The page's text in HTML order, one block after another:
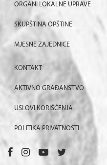
ORGANI LOKALNE UPRAVE
SKUPŠTINA OPŠTINE
MJESNE ZAJEDNICE
KONTAKT
AKTIVNO GRAĐANSTVO
USLOVI KORIŠĆENJA
POLITIKA PRIVATNOSTI